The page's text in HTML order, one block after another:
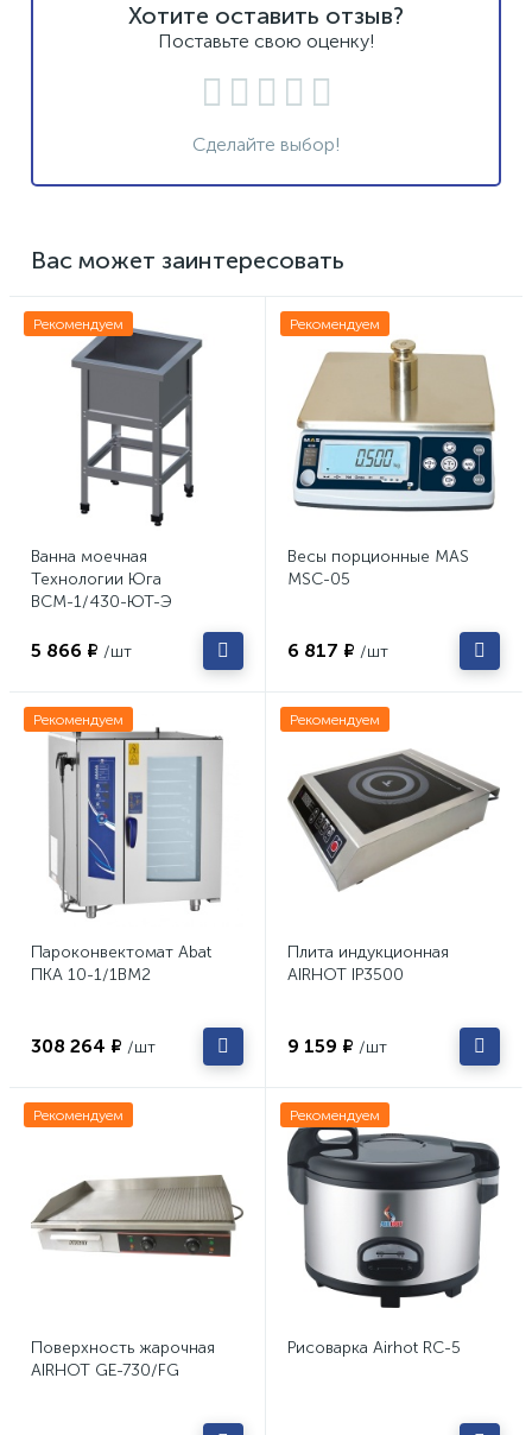
Хотите оставить отзыв?
Поставьте свою оценку!
Сделайте выбор!
Вас может заинтересовать
Рекомендуем
Ванна моечная
Технологии Юга
ВСМ-1/430-ЮТ-Э
5 866 ₽ /шт
Рекомендуем
Весы порционные MAS
MSC-05
6 817 ₽ /шт
Рекомендуем
Пароконвектомат Abat
ПКА 10-1/1ВМ2
308 264 ₽ /шт
Рекомендуем
Плита индукционная
AIRHOT IP3500
9 159 ₽ /шт
Рекомендуем
Поверхность жарочная
AIRHOT GE-730/FG
Рекомендуем
Рисоварка Airhot RC-5